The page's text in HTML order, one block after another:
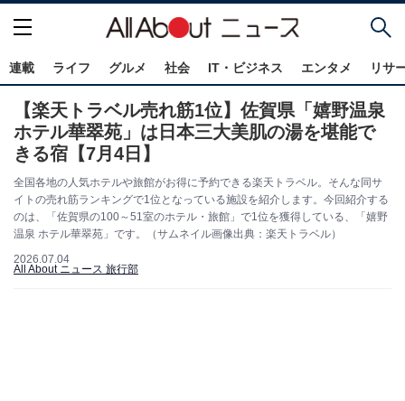
連載 ライフ グルメ 社会 IT・ビジネス エンタメ リサ
【楽天トラベル売れ筋1位】佐賀県「嬉野温泉
ホテル華翠苑」は日本三大美肌の湯を堪能で
きる宿【7月4日】
全国各地の人気ホテルや旅館がお得に予約できる楽天トラベル。そんな同サ
イトの売れ筋ランキングで1位となっている施設を紹介します。今回紹介する
のは、「佐賀県の100～51室のホテル・旅館」で1位を獲得している、「嬉野
温泉 ホテル華翠苑」です。（サムネイル画像出典：楽天トラベル）
2026.07.04
All About ニュース 旅行部